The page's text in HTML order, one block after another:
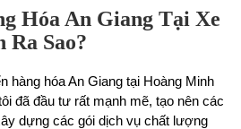
Hóa An Giang Tại Xe
Ra Sao?
hàng hóa An Giang tại Hoàng Minh
đã đầu tư rất mạnh mẽ, tạo nên các
dựng các gói dịch vụ chất lượng